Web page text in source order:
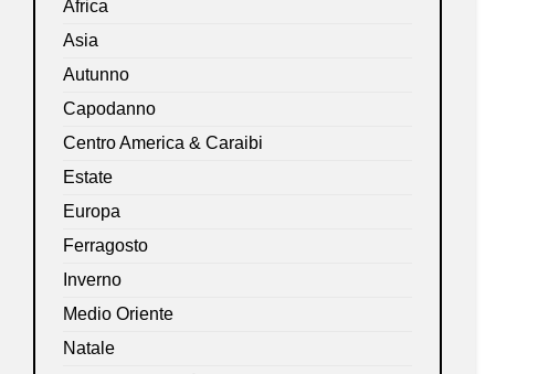
Africa
Asia
Autunno
Capodanno
Centro America & Caraibi
Estate
Europa
Ferragosto
Inverno
Medio Oriente
Natale